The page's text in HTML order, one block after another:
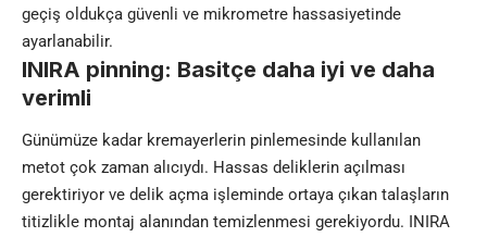
geçiş oldukça güvenli ve mikrometre hassasiyetinde
ayarlanabilir.
INIRA pinning: Basitçe daha iyi ve daha
verimli
Günümüze kadar kremayerlerin pinlemesinde kullanılan
metot çok zaman alıcıydı. Hassas deliklerin açılması
gerektiriyor ve delik açma işleminde ortaya çıkan talaşların
titizlikle montaj alanından temizlenmesi gerekiyordu. INIRA